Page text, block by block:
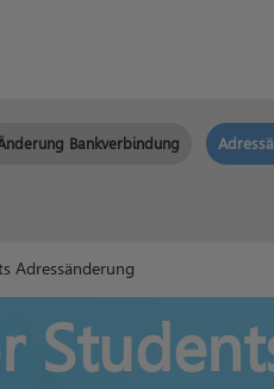
Bankverbindung
Adressänderung